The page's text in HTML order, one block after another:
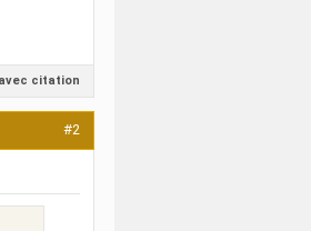
citation
#2